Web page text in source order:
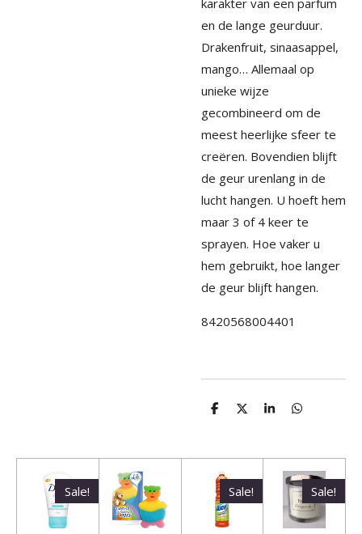
en de lange geurduur.
Drakenfruit, sinaasappel,
mango… Allemaal op
unieke wijze
gecombineerd om de
meest heerlijke sfeer te
creëren. Bovendien blijft
de geur urenlang in de
lucht hangen. U hoeft hem
maar 3 of 4 keer te
sprayen. Hoe vaker u
hem gebruikt, hoe langer
de geur blijft hangen.
8420568004401
D
n
D
S
e
D
n
Sale! Sale! Sale!